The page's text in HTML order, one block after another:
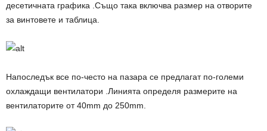
десетичната графика .Също така включва размер на отворите
за винтовете и таблица
Напоследък все по-често на пазара се предлагат по-големи
охлаждащи вентилатори .Линията определя размерите на
вентилаторите от 40mm до 250mm